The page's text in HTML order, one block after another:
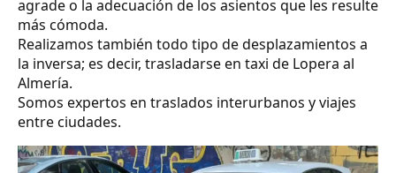
agrade o la adecuación de los asientos que les resulte
más cómoda.
Realizamos también todo tipo de desplazamientos a
la inversa; es decir, trasladarse en taxi de Lopera al
Almería.
Somos expertos en traslados interurbanos y viajes
entre ciudades.